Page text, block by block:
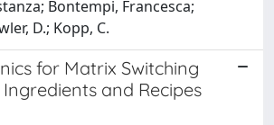
Bontempi, Francesca;
D.; Kopp, C.
for Matrix Switching
and Recipes